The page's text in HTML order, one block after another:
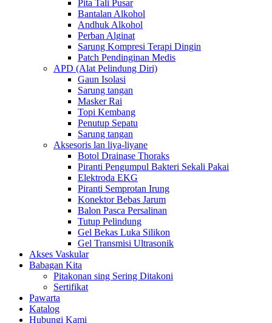
Pita Tali Pusar
Bantalan Alkohol
Andhuk Alkohol
Perban Alginat
Sarung Kompresi Terapi Dingin
Patch Pendinginan Medis
APD (Alat Pelindung Diri)
Gaun Isolasi
Sarung tangan
Masker Rai
Topi Kembang
Penutup Sepatu
Sarung tangan
Aksesoris lan liya-liyane
Botol Drainase Thoraks
Piranti Pengumpul Bakteri Sekali Pakai
Elektroda EKG
Piranti Semprotan Irung
Konektor Bebas Jarum
Balon Pasca Persalinan
Tutup Pelindung
Gel Bekas Luka Silikon
Gel Transmisi Ultrasonik
Akses Vaskular
Babagan Kita
Pitakonan sing Sering Ditakoni
Sertifikat
Pawarta
Katalog
Hubungi Kami